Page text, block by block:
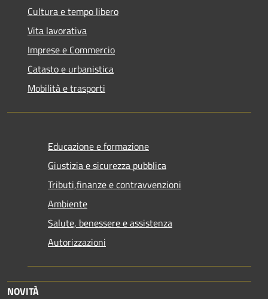
Cultura e tempo libero
Vita lavorativa
Imprese e Commercio
Catasto e urbanistica
Mobilità e trasporti
Educazione e formazione
Giustizia e sicurezza pubblica
Tributi,finanze e contravvenzioni
Ambiente
Salute, benessere e assistenza
Autorizzazioni
NOVITÀ